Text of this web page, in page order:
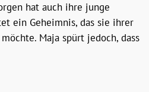
hat auch ihre junge
ein Geheimnis, das sie ihrer
Maja spürt jedoch, dass